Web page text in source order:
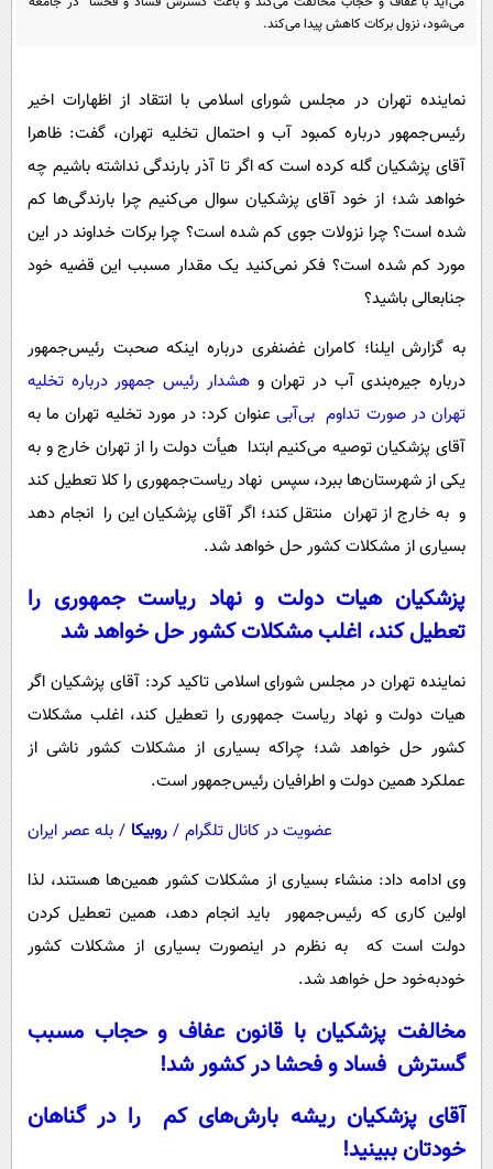
سرگرمی
گوناگون
حوادث
محیط زیست
سلامت
فرهنگی
حیات وحش
سیاست خارجی
پیامک
دانلود
می‌شود، نزول برکات کاهش پیدا می‌کند.
نماینده تهران در مجلس شورای اسلامی با انتقاد از اظهارات اخیر
رئیس‌جمهور درباره کمبود آب و احتمال تخلیه تهران، گفت: ظاهرا
آقای پزشکیان گله کرده است که اگر تا آذر بارندگی نداشته باشیم چه
خواهد شد؛ از خود آقای پزشکیان سوال می‌کنیم چرا بارندگی‌ها کم
شده است؟ چرا نزولات جوی کم شده است؟ چرا برکات خداوند در این
مورد کم شده است؟ فکر نمی‌کنید یک مقدار مسبب این قضیه خود
جنابعالی باشید؟
به گزارش ایلنا؛ کامران غضنفری درباره اینکه صحبت رئیس‌جمهور
درباره جیره‌بندی آب در تهران وهشدار رئیس جمهور درباره تخلیه
تهران در صورت تداوم بی‌آبی عنوان کرد: در مورد تخلیه تهران ما به
آقای پزشکیان توصیه می‌کنیم ابتدا هیأت دولت را از تهران خارج و به
یکی از شهرستان‌ها ببرد، سپس نهاد ریاست‌جمهوری را کلا تعطیل کند
و به خارج از تهران منتقل کند؛ اگر آقای پزشکیان این را انجام دهد
بسیاری از مشکلات کشور حل خواهد شد.
پزشکیان هیات دولت و نهاد ریاست جمهوری را
تعطیل کند، اغلب مشکلات کشور حل خواهد شد
نماینده تهران در مجلس شورای اسلامی تاکید کرد: آقای پزشکیان اگر
هیات دولت و نهاد ریاست جمهوری را تعطیل کند، اغلب مشکلات
کشور حل خواهد شد؛ چراکه بسیاری از مشکلات کشور ناشی از
عملکرد همین دولت و اطرافیان رئیس‌جمهور است.
عضویت در کانال تلگرام / روبیکا / بله عصر ایران
وی ادامه داد: منشاء بسیاری از مشکلات کشور همین‌ها هستند، لذا
اولین کاری که رئیس‌جمهور باید انجام دهد، همین تعطیل کردن
دولت است که به نظرم در اینصورت بسیاری از مشکلات کشور
خودبه‌خود حل خواهد شد.
مخالفت‌ پزشکیان با قانون عفاف و حجاب مسبب
گسترش فساد و فحشا در کشور شد!
آقای پزشکیان ریشه بارش‌های کم را در گناهان
خودتان ببینید!